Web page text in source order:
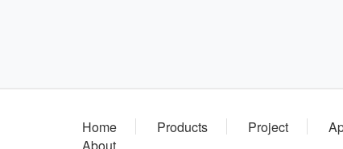
Home Products Project
About